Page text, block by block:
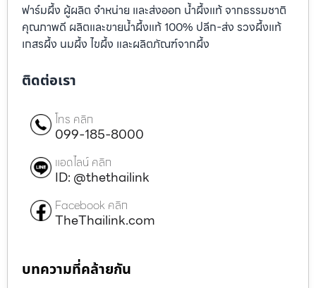
ฟาร์มผึ้ง ผู้ผลิต จำหน่าย และส่งออก น้ำผึ้งแท้ จากธรรมชาติ
คุณภาพดี ผลิตและขายน้ำผึ้งแท้ 100% ปลีก-ส่ง รวงผึ้งแท้
เกสรผึ้ง นมผึ้ง ไขผึ้ง และผลิตภัณฑ์จากผึ้ง
ติดต่อเรา
โทร คลิก
099-185-8000
แอดไลน์ คลิก
ID: @thethailink
Facebook คลิก
TheThailink.com
บทความที่คล้ายกัน